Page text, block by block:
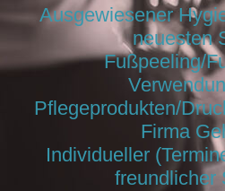
Ausgewiesener
neuesten
Fußpeeling/
Pflegeprodukten/
Firma
Individueller
freundlicher